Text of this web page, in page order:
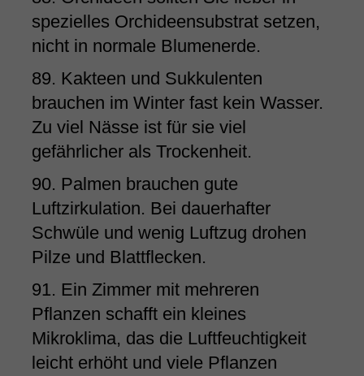
spezielles Orchideensubstrat setzen,
nicht in normale Blumenerde.
89. Kakteen und Sukkulenten
brauchen im Winter fast kein Wasser.
Zu viel Nässe ist für sie viel
gefährlicher als Trockenheit.
90. Palmen brauchen gute
Luftzirkulation. Bei dauerhafter
Schwüle und wenig Luftzug drohen
Pilze und Blattflecken.
91. Ein Zimmer mit mehreren
Pflanzen schafft ein kleines
Mikroklima, das die Luftfeuchtigkeit
leicht erhöht und viele Pflanzen